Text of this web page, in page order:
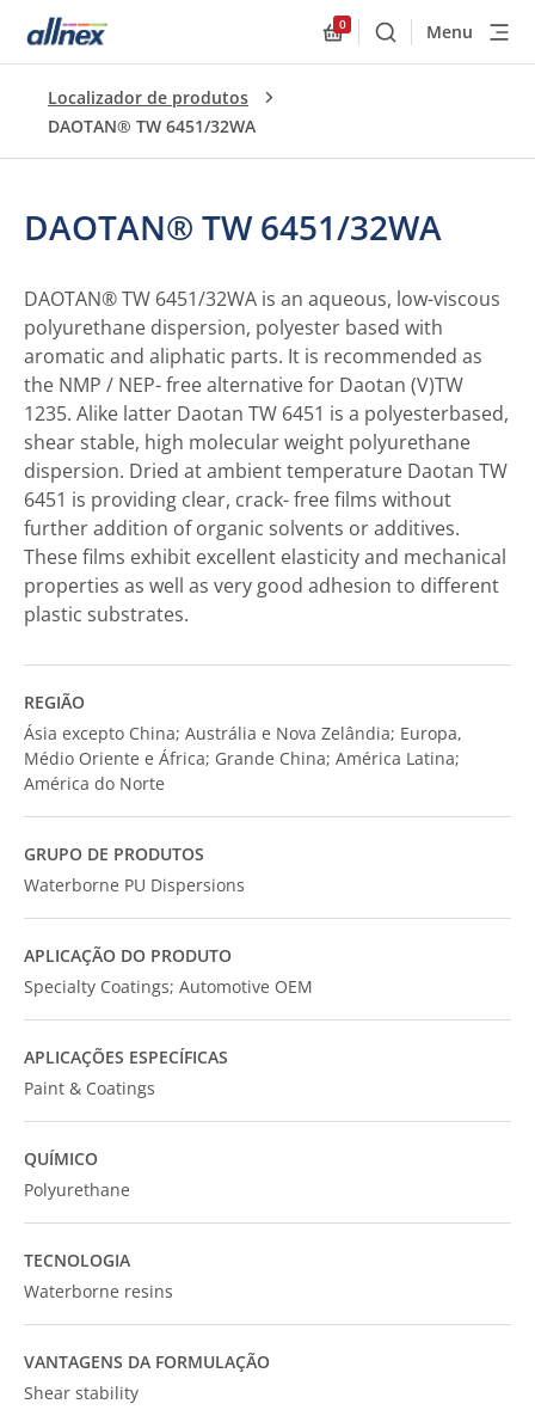
0
BuscarMenu
Localizador de produtos
DAOTAN® TW 6451/32WA
DAOTAN® TW 6451/32WA
DAOTAN® TW 6451/32WA is an aqueous, low-viscous
polyurethane dispersion, polyester based with
aromatic and aliphatic parts. It is recommended as
the NMP / NEP- free alternative for Daotan (V)TW
1235. Alike latter Daotan TW 6451 is a polyesterbased,
shear stable, high molecular weight polyurethane
dispersion. Dried at ambient temperature Daotan TW
6451 is providing clear, crack- free films without
further addition of organic solvents or additives.
These films exhibit excellent elasticity and mechanical
properties as well as very good adhesion to different
plastic substrates.
REGIÃO
Ásia excepto China; Austrália e Nova Zelândia; Europa,
Médio Oriente e África; Grande China; América Latina;
América do Norte
GRUPO DE PRODUTOS
Waterborne PU Dispersions
APLICAÇÃO DO PRODUTO
Specialty Coatings; Automotive OEM
APLICAÇÕES ESPECÍFICAS
Paint & Coatings
QUÍMICO
Polyurethane
TECNOLOGIA
Waterborne resins
VANTAGENS DA FORMULAÇÃO
Shear stability